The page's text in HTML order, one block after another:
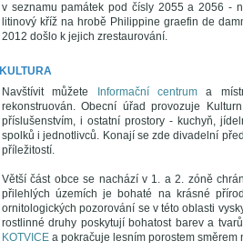
v seznamu památek pod čísly 2055 a 2056 -
litinový kříž na hrobě Philippine graefin de
2012 došlo k jejich zrestaurování.
KULTURA
Navštívit můžete
Informační centruma
rekonstruován. Obecní úřad provozuje
příslušenstvím, i ostatní prostory - kuchyň,
spolků i jednotlivců. Konají se zde divadelní
příležitostí.
Větší část obce se nachází v 1. a 2. zóně
přilehlých územích je bohaté na krásné
ornitologických pozorování se v této oblasti
rostlinné druhy poskytují bohatost barev a
KOTVICE a pokračuje lesním porostem směrem